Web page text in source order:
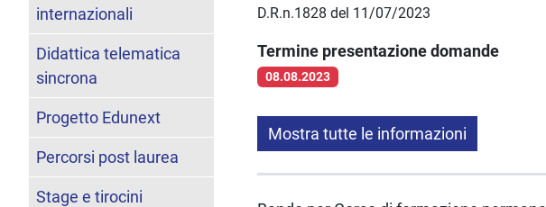
D.R.n.1828 del 11/07/2023
Termine presentazione domande
08.08.2023
Mostra tutte le informazioni
internazionali
Didattica telematica
sincrona
Progetto Edunext
Percorsi post laurea
Stage e tirocini